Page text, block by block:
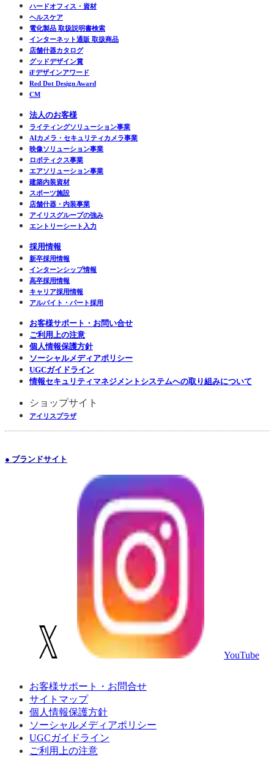
ハードオフィス・資材
ヘルスケア
電化製品 取扱説明書検索
インターネット通販 取扱商品
店舗什器カタログ
グッドデザイン賞
iFデザインアワード
Red Dot Design Award
CM
法人のお客様
ライティングソリューション事業
AIカメラ・セキュリティカメラ事業
映像ソリューション事業
ロボティクス事業
エアソリューション事業
建築内装資材
スポーツ施設
店舗什器・内装事業
アイリスグループの強み
エントリーシート入力
採用情報
新卒採用情報
インターンシップ情報
高卒採用情報
キャリア採用情報
アルバイト・パート採用
お客様サポート・お問い合せ
ご利用上の注意
個人情報保護方針
ソーシャルメディアポリシー
UGCガイドライン
情報セキュリティマネジメントシステムへの取り組みについて
ショップサイト
アイリスプラザ
● ブランドサイト
YouTube
お客様サポート・お問合せ
サイトマップ
個人情報保護方針
ソーシャルメディアポリシー
UGCガイドライン
ご利用上の注意